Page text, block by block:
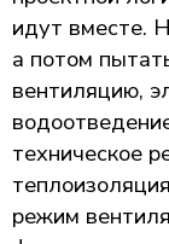
идут вместе.
а потом
вентиляцию,
техническое
режим